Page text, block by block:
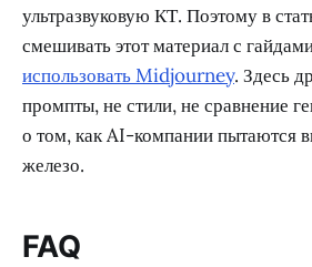
ультразвуковую КТ. Поэтому в
смешивать этот материал с
использовать Midjourney. Здесь
промпты, не стили, не сравнение
о том, как AI-компании пытаются
железо.
FAQ